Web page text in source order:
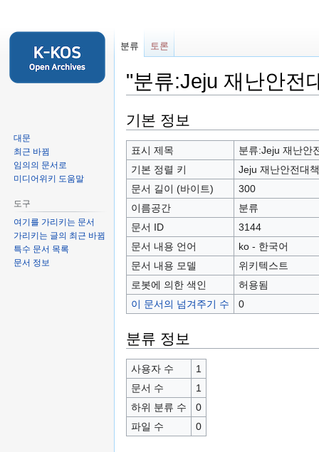
"분류:Jeju 재난안전
둘
러
보
기
로
가
기
검
색
하
러
가
기
기본 정보
표시 제목
분류:Jeju 재난안
기본 정렬 키
Jeju 재난안전대
문서 길이 (바이트)
300
이름공간
분류
문서 ID
3144
문서 내용 언어
ko - 한국어
문서 내용 모델
위키텍스트
로봇에 의한 색인
허용됨
이 문서의 넘겨주기 수
0
분류 정보
사용자 수
1
문서 수
1
하위 분류 수
0
파일 수
0
분류 토론
대문
최근 바뀜
임의의 문서로
미디어위키 도움말
도구
여기를 가리키는 문서
가리키는 글의 최근 바뀜
특수 문서 목록
문서 정보